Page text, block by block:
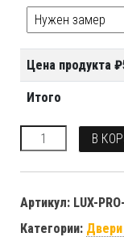
Цена продукта ₽
Итого
Количество В
Артикул: LUX-
Категории: Двери